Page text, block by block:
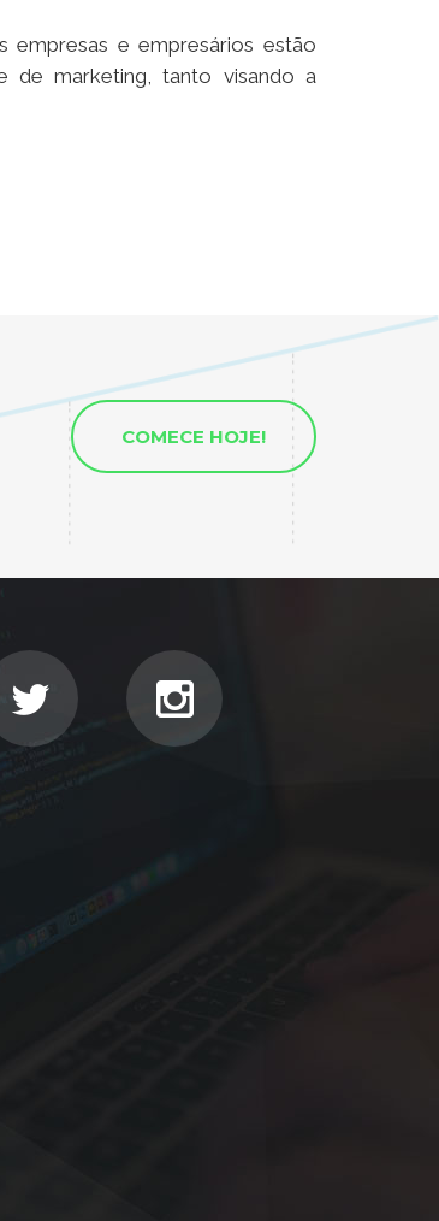
empresas e empresários estão
de marketing, tanto visando a
COMECE HOJE!